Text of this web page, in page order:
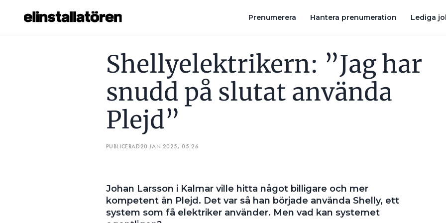
Prenumerera Hantera prenumeration Lediga
Hantera prenumeration
Shellyelektrikern: ”Jag har
snudd på slutat använda
Plejd”
PUBLICERAD20 JAN 2025, 05:26
Johan Larsson i Kalmar ville hitta något billigare och mer
kompetent än Plejd. Det var så han började använda Shelly, ett
system som få elektriker använder. Men vad kan systemet
SHELLYELEKTRIKERN: ”JAG HAR SNUDD PÅ SLUTAT ANVÄNDA PLEJD” NU BEHÖVER LADDBOX OCH VÄRMEPUMP